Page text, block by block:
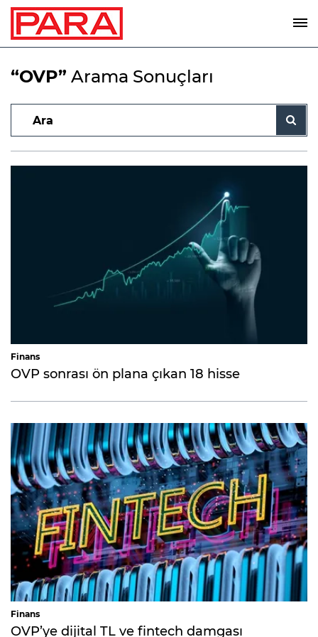
“OVP” Arama Sonuçları
Finans
OVP sonrası ön plana çıkan 18 hisse
Finans
OVP’ye dijital TL ve fintech damgası